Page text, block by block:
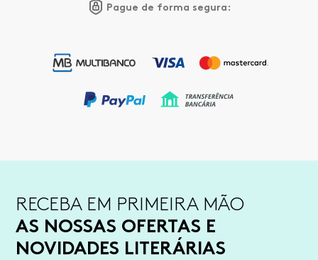
Pague de forma segura:
RECEBA EM PRIMEIRA MÃO
AS NOSSAS OFERTAS E
NOVIDADES LITERÁRIAS